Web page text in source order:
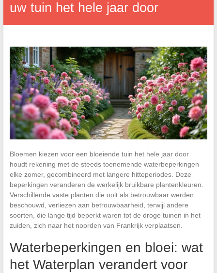
uw tuin het hele jaar door
Bloemen kiezen voor een bloeiende tuin het hele jaar door
houdt rekening met de steeds toenemende waterbeperkingen
elke zomer, gecombineerd met langere hitteperiodes. Deze
beperkingen veranderen de werkelijk bruikbare plantenkleuren.
Verschillende vaste planten die ooit als betrouwbaar werden
beschouwd, verliezen aan betrouwbaarheid, terwijl andere
soorten, die lange tijd beperkt waren tot de droge tuinen in het
zuiden, zich naar het noorden van Frankrijk verplaatsen.
Waterbeperkingen en bloei: wat
het Waterplan verandert voor